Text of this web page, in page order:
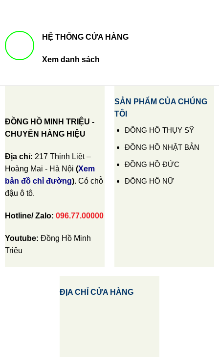
HỆ THỐNG CỬA HÀNG
Xem danh sách
ĐỒNG HỒ MINH TRIỆU -
CHUYÊN HÀNG HIỆU
Địa chỉ: 217 Thịnh Liệt –
Hoàng Mai - Hà Nội (Xem
bản đồ chỉ đường). Có chỗ
đậu ô tô.
Hotline/ Zalo: 096.77.00000
Youtube: Đồng Hồ Minh
Triệu
SẢN PHẨM CỦA CHÚNG
TÔI
ĐỒNG HỒ THỤY SỸ
ĐỒNG HỒ NHẬT BẢN
ĐỒNG HỒ ĐỨC
ĐỒNG HỒ NỮ
ĐỊA CHỈ CỬA HÀNG